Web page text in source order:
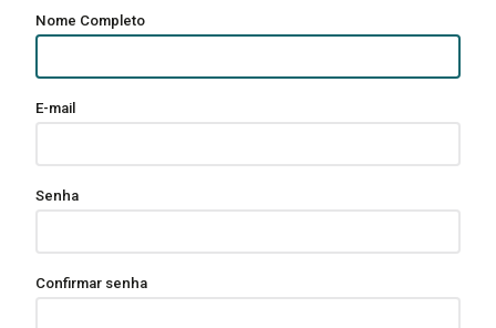
Nome Completo
E-mail
Senha
Confirmar senha